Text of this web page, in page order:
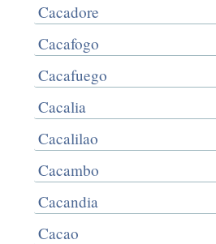
Cacadore
Cacafogo
Cacafuego
Cacalia
Cacalilao
Cacambo
Cacandia
Cacao